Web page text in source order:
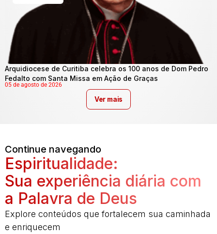
Arquidiocese de Curitiba celebra os 100 anos de Dom Pedro
Fedalto com Santa Missa em Ação de Graças
05 de agosto de 2026
Ver mais
Continue navegando
Espiritualidade:
Sua experiência diária com
a Palavra de Deus
Explore conteúdos que fortalecem sua caminhada
e enriquecem